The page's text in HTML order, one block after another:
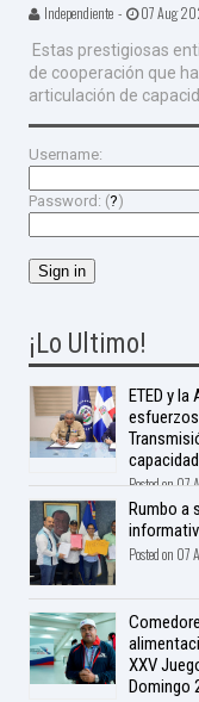
Independiente - 07 Aug
Estas prestigiosas
de cooperación que
articulación de
Username:
Password: (?)
¡Lo Ultimo!
ETED y
Posted on
Rumbo a
Posted on
XXV
Domingo